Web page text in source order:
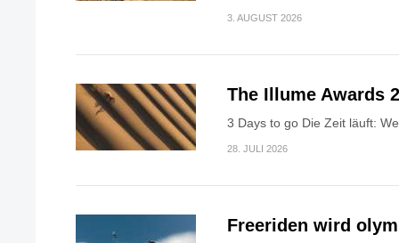
3. AUGUST 2026
The Illume Awards
3 Days to go Die Zeit läuft:
28. JULI 2026
Freeriden wird